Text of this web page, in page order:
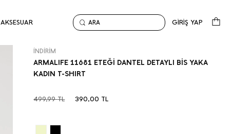
AKSESUAR ARA GİRİŞ YAP
İNDİRİM
ARMALIFE 11681 ETEĞİ DANTEL DETAYLI BİS YAKA
KADIN T-SHIRT
499,99TL 390,00 TL